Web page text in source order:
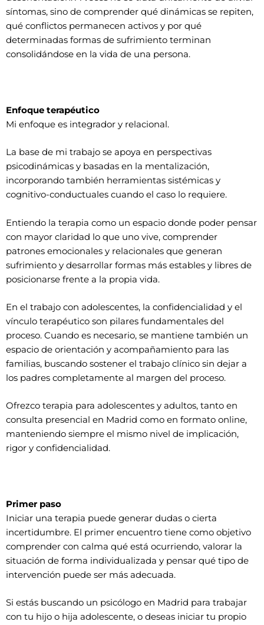
síntomas, sino de comprender qué dinámicas se repiten,
qué conflictos permanecen activos y por qué
determinadas formas de sufrimiento terminan
consolidándose en la vida de una persona.
Enfoque terapéutico
Mi enfoque es integrador y relacional.
La base de mi trabajo se apoya en perspectivas
psicodinámicas y basadas en la mentalización,
incorporando también herramientas sistémicas y
cognitivo-conductuales cuando el caso lo requiere.
Entiendo la terapia como un espacio donde poder pensar
con mayor claridad lo que uno vive, comprender
patrones emocionales y relacionales que generan
sufrimiento y desarrollar formas más estables y libres de
posicionarse frente a la propia vida.
En el trabajo con adolescentes, la confidencialidad y el
vínculo terapéutico son pilares fundamentales del
proceso. Cuando es necesario, se mantiene también un
espacio de orientación y acompañamiento para las
familias, buscando sostener el trabajo clínico sin dejar a
los padres completamente al margen del proceso.
Ofrezco terapia para adolescentes y adultos, tanto en
consulta presencial en Madrid como en formato online,
manteniendo siempre el mismo nivel de implicación,
rigor y confidencialidad.
Primer paso
Iniciar una terapia puede generar dudas o cierta
incertidumbre. El primer encuentro tiene como objetivo
comprender con calma qué está ocurriendo, valorar la
situación de forma individualizada y pensar qué tipo de
intervención puede ser más adecuada.
Si estás buscando un psicólogo en Madrid para trabajar
con tu hijo o hija adolescente, o deseas iniciar tu propio